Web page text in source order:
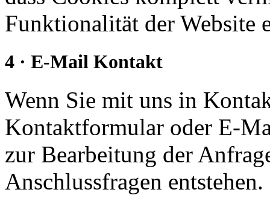
Funktionalität der Website
4 · E-Mail Kontakt
Wenn Sie mit uns in
Kontaktformular oder E-
zur Bearbeitung der
Anschlussfragen entstehen.